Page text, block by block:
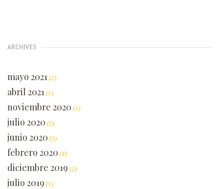
ARCHIVES
mayo 2021 (2)
abril 2021 (1)
noviembre 2020 (1)
julio 2020 (2)
junio 2020 (3)
febrero 2020 (4)
diciembre 2019 (2)
julio 2019 (1)